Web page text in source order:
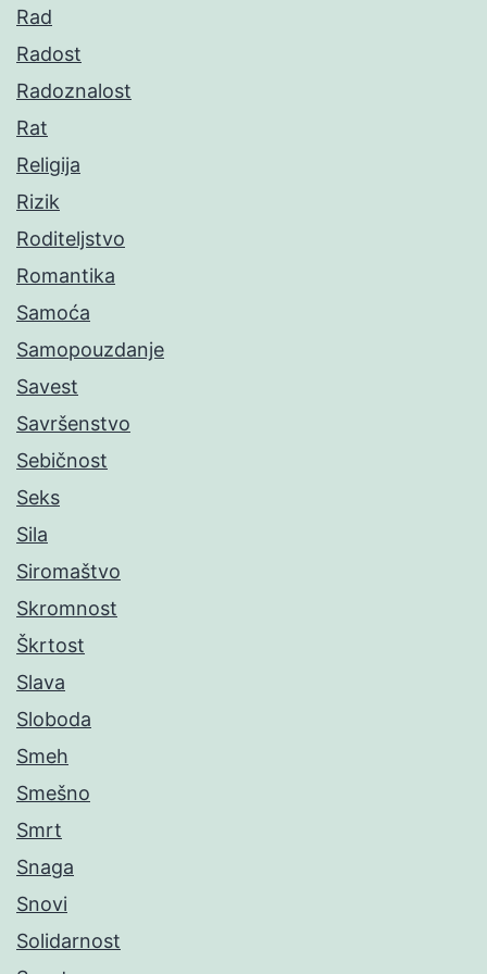
Rad
Radost
Radoznalost
Rat
Religija
Rizik
Roditeljstvo
Romantika
Samoća
Samopouzdanje
Savest
Savršenstvo
Sebičnost
Seks
Sila
Siromaštvo
Skromnost
Škrtost
Slava
Sloboda
Smeh
Smešno
Smrt
Snaga
Snovi
Solidarnost